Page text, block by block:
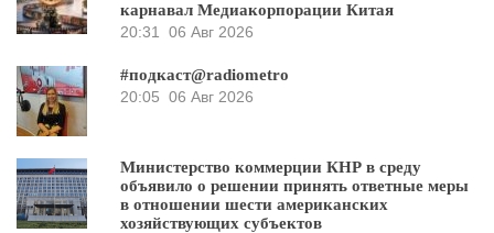
карнавал Медиакорпорации Китая
20:31
06 Авг 2026
#подкаст@radiometro
20:05 06 Авг 2026
Министерство коммерции КНР в среду
объявило о решении принять ответные меры
в отношении шести американских
хозяйствующих субъектов